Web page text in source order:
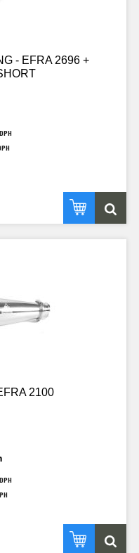
- EFRA 2696 +
2100